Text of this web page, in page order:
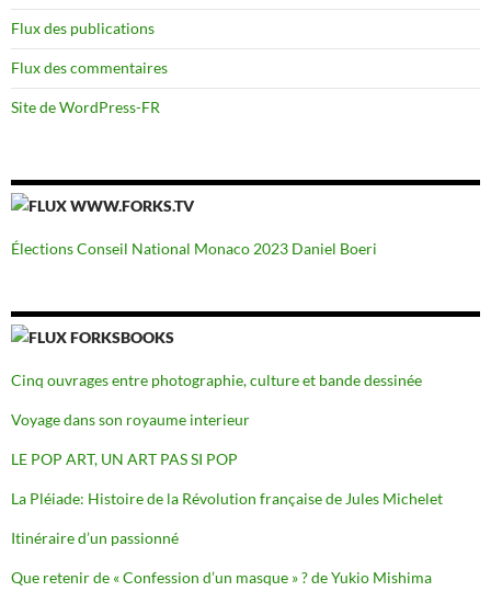
Flux des publications
Flux des commentaires
Site de WordPress-FR
WWW.FORKS.TV
Élections Conseil National Monaco 2023 Daniel Boeri
FORKSBOOKS
Cinq ouvrages entre photographie, culture et bande dessinée
Voyage dans son royaume interieur
LE POP ART, UN ART PAS SI POP
La Pléiade: Histoire de la Révolution française de Jules Michelet
Itinéraire d’un passionné
Que retenir de « Confession d’un masque » ? de Yukio Mishima